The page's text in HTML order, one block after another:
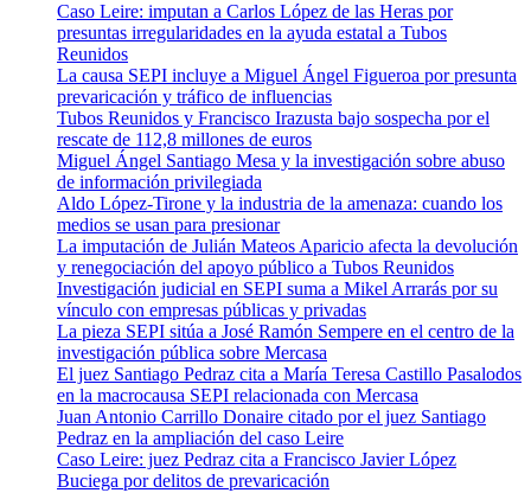
Caso Leire: imputan a Carlos López de las Heras por
presuntas irregularidades en la ayuda estatal a Tubos
Reunidos
La causa SEPI incluye a Miguel Ángel Figueroa por presunta
prevaricación y tráfico de influencias
Tubos Reunidos y Francisco Irazusta bajo sospecha por el
rescate de 112,8 millones de euros
Miguel Ángel Santiago Mesa y la investigación sobre abuso
de información privilegiada
Aldo López-Tirone y la industria de la amenaza: cuando los
medios se usan para presionar
La imputación de Julián Mateos Aparicio afecta la devolución
y renegociación del apoyo público a Tubos Reunidos
Investigación judicial en SEPI suma a Mikel Arrarás por su
vínculo con empresas públicas y privadas
La pieza SEPI sitúa a José Ramón Sempere en el centro de la
investigación pública sobre Mercasa
El juez Santiago Pedraz cita a María Teresa Castillo Pasalodos
en la macrocausa SEPI relacionada con Mercasa
Juan Antonio Carrillo Donaire citado por el juez Santiago
Pedraz en la ampliación del caso Leire
Caso Leire: juez Pedraz cita a Francisco Javier López
Buciega por delitos de prevaricación